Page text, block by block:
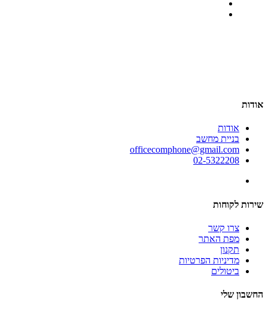
אודות
אודות
בניית מחשב
officecomphone@gmail.com
02-5322208
שירות לקוחות
צרו קשר
מפת האתר
תקנון
מדיניות הפרטיות
ביטולים
החשבון שלי